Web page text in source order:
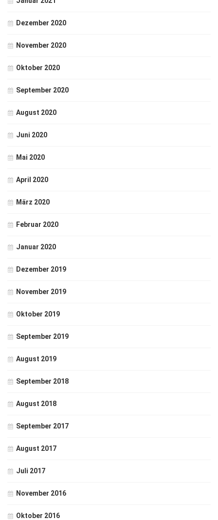
Dezember 2020
November 2020
Oktober 2020
September 2020
August 2020
Juni 2020
Mai 2020
April 2020
März 2020
Februar 2020
Januar 2020
Dezember 2019
November 2019
Oktober 2019
September 2019
August 2019
September 2018
August 2018
September 2017
August 2017
Juli 2017
November 2016
Oktober 2016